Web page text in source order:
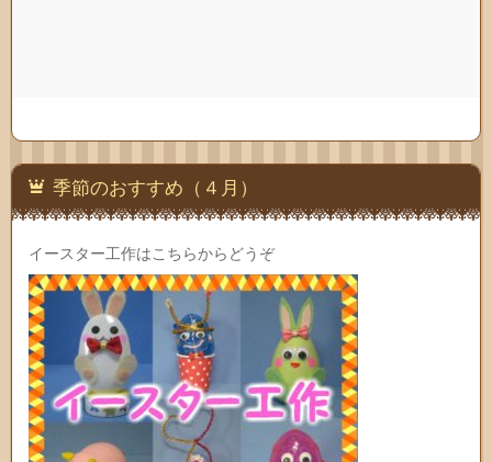
季節のおすすめ（４月）
イースター工作はこちらからどうぞ